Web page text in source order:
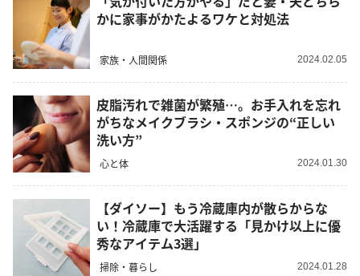
かに家事がかたよるワケと対処法
家族・人間関係 2024.02.05
皮脂汚れで雑菌が繁殖…。お手入れを忘れ
がちなメイクブラシ・スポンジの“正しい
洗い方”
心と体 2024.01.30
【ダイソー】もう冷蔵庫内が散らからな
い！冷蔵庫で大活躍する「見かけ以上に優
秀なアイテム3選」
掃除・暮らし 2024.01.28